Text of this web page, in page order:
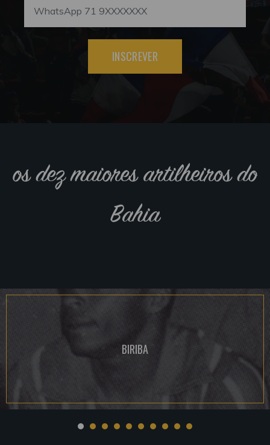
INSCREVER
os dez maiores artilheiros do
Bahia
BIRIBA